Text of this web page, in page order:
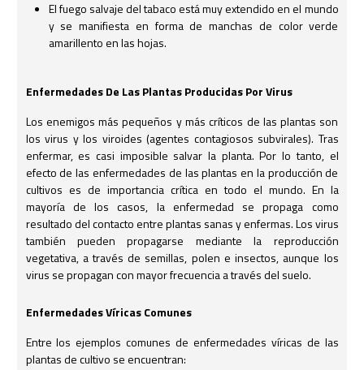
El fuego salvaje del tabaco está muy extendido en el mundo
y se manifiesta en forma de manchas de color verde
amarillento en las hojas.
Enfermedades De Las Plantas Producidas Por Virus
Los enemigos más pequeños y más críticos de las plantas son
los virus y los viroides (agentes contagiosos subvirales). Tras
enfermar, es casi imposible salvar la planta. Por lo tanto, el
efecto de las enfermedades de las plantas en la producción de
cultivos es de importancia crítica en todo el mundo. En la
mayoría de los casos, la enfermedad se propaga como
resultado del contacto entre plantas sanas y enfermas. Los virus
también pueden propagarse mediante la reproducción
vegetativa, a través de semillas, polen e insectos, aunque los
virus se propagan con mayor frecuencia a través del suelo.
Enfermedades Víricas Comunes
Entre los ejemplos comunes de enfermedades víricas de las
plantas de cultivo se encuentran: